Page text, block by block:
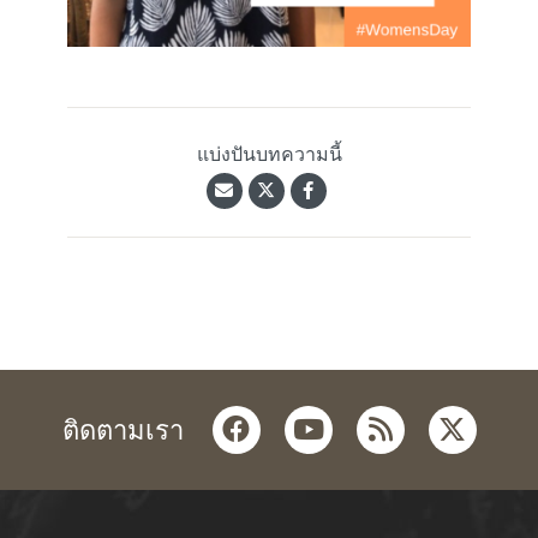
แบ่งปันบทความนี้
ติดตามเรา facebookyoutube
rss twitter